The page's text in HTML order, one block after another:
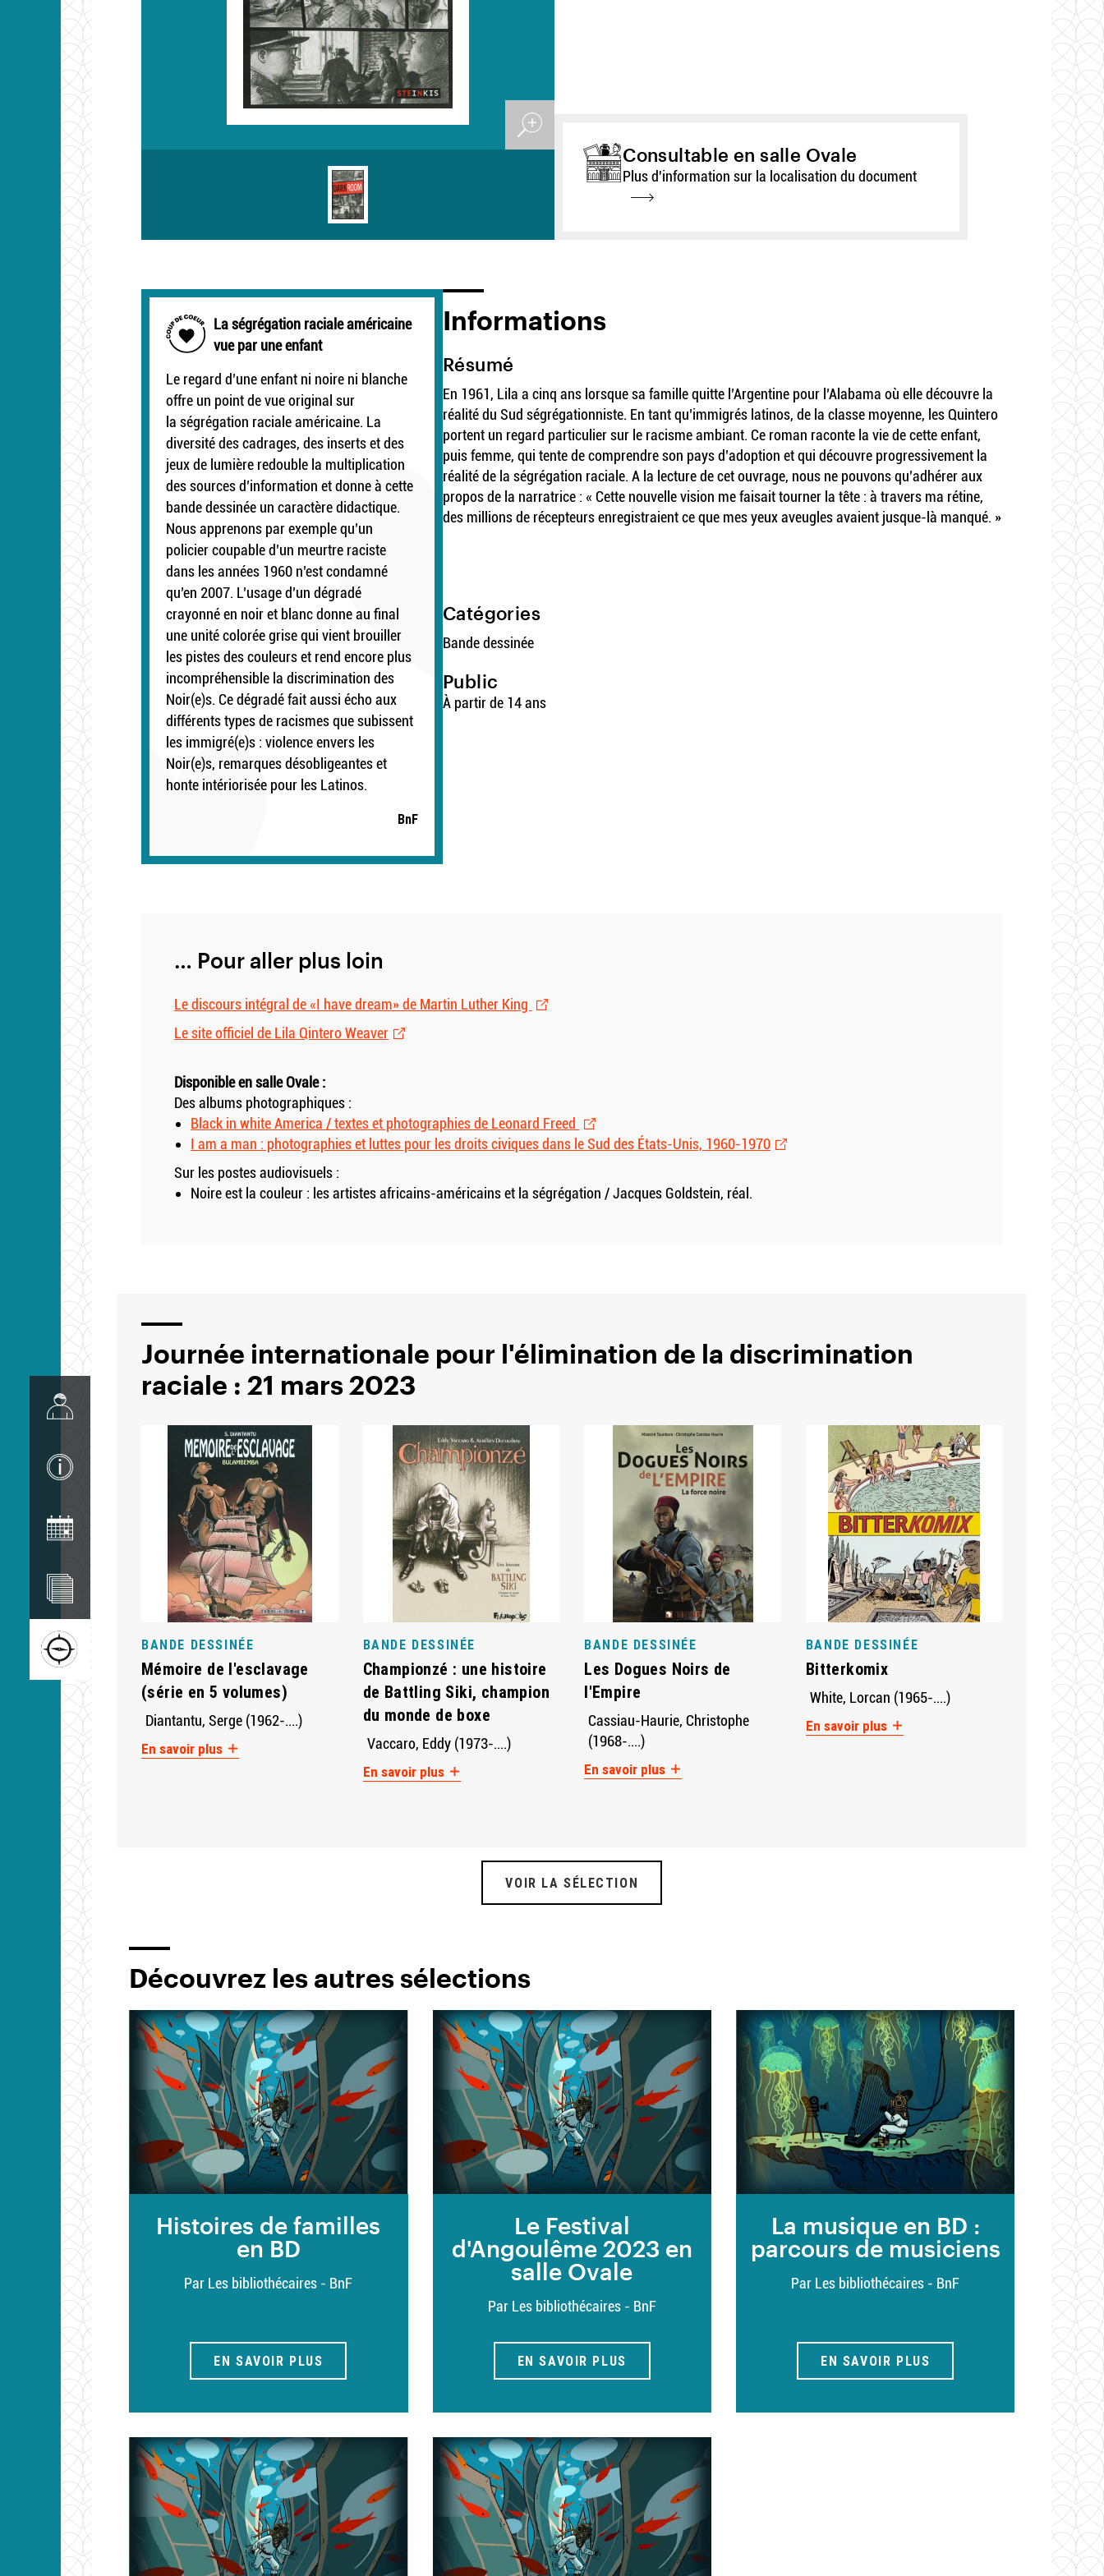
Image
Consultable en salle Ovale
Plus d'information sur la localisation du document
La ségrégation raciale américaine
vue par une enfant
Le regard d’une enfant ni noire ni blanche
offre un point de vue original sur
la ségrégation raciale américaine. La
diversité des cadrages, des inserts et des
jeux de lumière redouble la multiplication
des sources d’information et donne à cette
bande dessinée un caractère didactique.
Nous apprenons par exemple qu’un
policier coupable d’un meurtre raciste
dans les années 1960 n’est condamné
qu’en 2007. L’usage d’un dégradé
crayonné en noir et blanc donne au final
une unité colorée grise qui vient brouiller
les pistes des couleurs et rend encore plus
incompréhensible la discrimination des
Noir(e)s. Ce dégradé fait aussi écho aux
différents types de racismes que subissent
les immigré(e)s : violence envers les
Noir(e)s, remarques désobligeantes et
honte intériorisée pour les Latinos.
BnF
Informations
Résumé
En 1961, Lila a cinq ans lorsque sa famille quitte l’Argentine pour l’Alabama où elle découvre la
réalité du Sud ségrégationniste. En tant qu’immigrés latinos, de la classe moyenne, les Quintero
portent un regard particulier sur le racisme ambiant. Ce roman raconte la vie de cette enfant,
puis femme, qui tente de comprendre son pays d’adoption et qui découvre progressivement la
réalité de la ségrégation raciale. A la lecture de cet ouvrage, nous ne pouvons qu’adhérer aux
propos de la narratrice : « Cette nouvelle vision me faisait tourner la tête : à travers ma rétine,
des millions de récepteurs enregistraient ce que mes yeux aveugles avaient jusque-là manqué. »
Catégories
Bande dessinée
Public
À partir de 14 ans
… Pour aller plus loin
Le discours intégral de «I have dream» de Martin Luther King
Le site officiel de Lila Qintero Weaver
Disponible en salle Ovale :
Des albums photographiques :
Black in white America / textes et photographies de Leonard Freed
I am a man : photographies et luttes pour les droits civiques dans le Sud des États-Unis, 1960-1970
Sur les postes audiovisuels :
Noire est la couleur : les artistes africains-américains et la ségrégation / Jacques Goldstein, réal.
Journée internationale pour l'élimination de la discrimination
raciale : 21 mars 2023
BANDE DESSINÉE
Mémoire de l'esclavage
(série en 5 volumes)
Diantantu, Serge (1962-....)
En savoir plus
BANDE DESSINÉE
Championzé : une histoire
de Battling Siki, champion
du monde de boxe
Vaccaro, Eddy (1973-....)
En savoir plus
BANDE DESSINÉE
Les Dogues Noirs de
l'Empire
Cassiau-Haurie, Christophe
(1968-....)
En savoir plus
BANDE DESSINÉE
Bitterkomix
White, Lorcan (1965-....)
En savoir plus
VOIR LA SÉLECTION
Découvrez les autres sélections
Histoires de familles
en BD
Par Les bibliothécaires - BnF
EN SAVOIR PLUS
Le Festival
d'Angoulême 2023 en
salle Ovale
Par Les bibliothécaires - BnF
EN SAVOIR PLUS
La musique en BD :
parcours de musiciens
Par Les bibliothécaires - BnF
EN SAVOIR PLUS